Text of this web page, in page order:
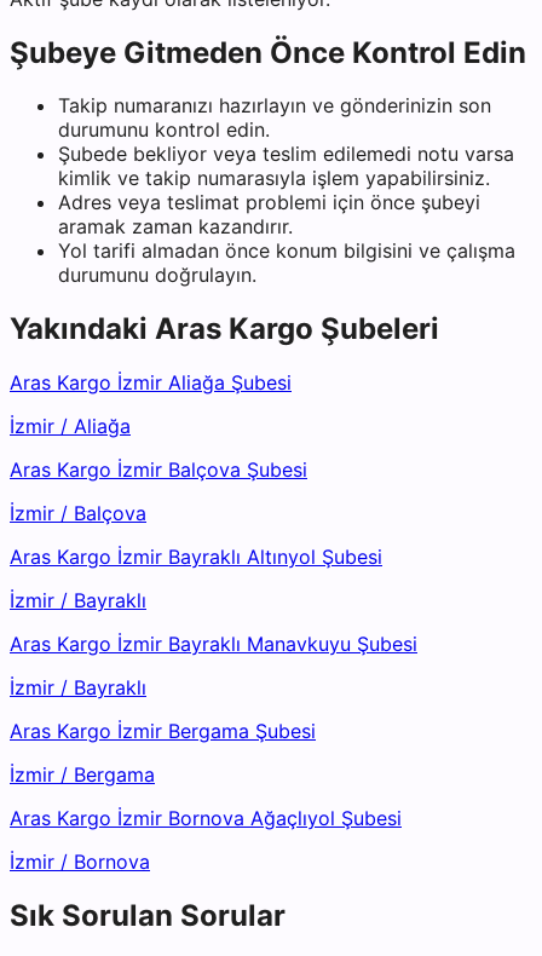
Şubeye Gitmeden Önce Kontrol Edin
Takip numaranızı hazırlayın ve gönderinizin son
durumunu kontrol edin.
Şubede bekliyor veya teslim edilemedi notu varsa
kimlik ve takip numarasıyla işlem yapabilirsiniz.
Adres veya teslimat problemi için önce şubeyi
aramak zaman kazandırır.
Yol tarifi almadan önce konum bilgisini ve çalışma
durumunu doğrulayın.
Yakındaki Aras Kargo Şubeleri
Aras Kargo İzmir Aliağa Şubesi
İzmir / Aliağa
Aras Kargo İzmir Balçova Şubesi
İzmir / Balçova
Aras Kargo İzmir Bayraklı Altınyol Şubesi
İzmir / Bayraklı
Aras Kargo İzmir Bayraklı Manavkuyu Şubesi
İzmir / Bayraklı
Aras Kargo İzmir Bergama Şubesi
İzmir / Bergama
Aras Kargo İzmir Bornova Ağaçlıyol Şubesi
İzmir / Bornova
Sık Sorulan Sorular